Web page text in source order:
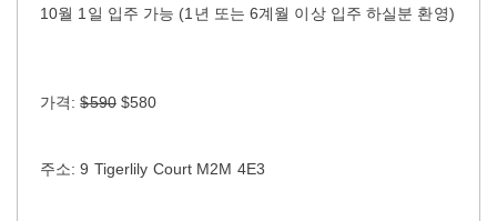
10월 1일 입주 가능 (1년 또는 6계월 이상 입주 하실분 환영)
가격:$590$580
주소: 9 Tigerlily Court M2M 4E3